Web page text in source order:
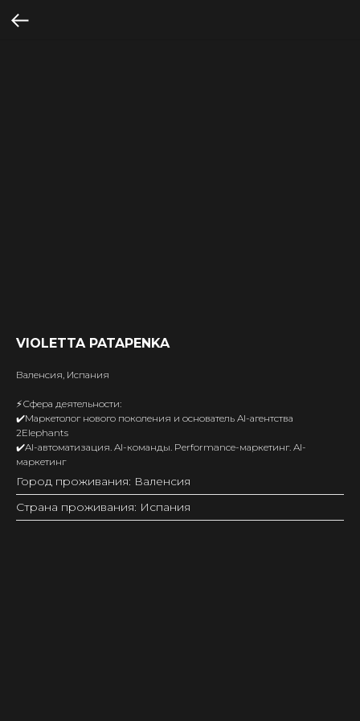
VIOLETTA PATAPENKA
Валенсия, Испания
⚡️Сфера деятельности:
✔️Маркетолог нового поколения и основатель AI-агентства
2Elephants
✔️AI-автоматизация. AI-команды. Performance-маркетинг. AI-
маркетинг
Город проживания: Валенсия
Страна проживания: Испания